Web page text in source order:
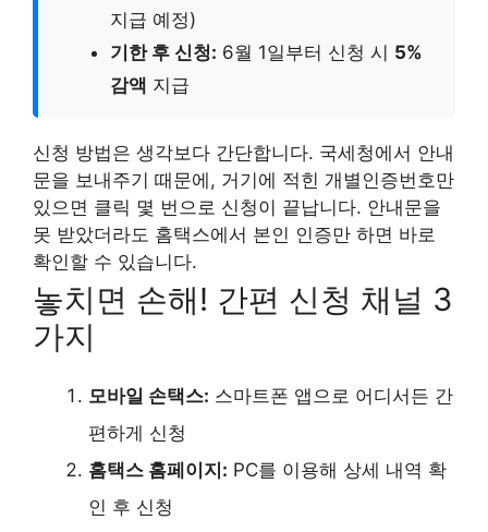
지급 예정)
기한 후 신청: 6월 1일부터 신청 시 5%
감액 지급
신청 방법은 생각보다 간단합니다. 국세청에서 안내
문을 보내주기 때문에, 거기에 적힌 개별인증번호만
있으면 클릭 몇 번으로 신청이 끝납니다. 안내문을
못 받았더라도 홈택스에서 본인 인증만 하면 바로
확인할 수 있습니다.
놓치면 손해! 간편 신청 채널 3
가지
모바일 손택스: 스마트폰 앱으로 어디서든 간
편하게 신청
홈택스 홈페이지: PC를 이용해 상세 내역 확
인 후 신청